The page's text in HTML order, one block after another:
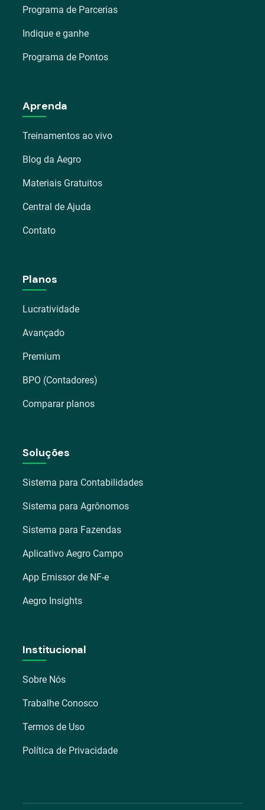
Programa de Parcerias
Indique e ganhe
Programa de Pontos
Aprenda
Treinamentos ao vivo
Blog da Aegro
Materiais Gratuitos
Central de Ajuda
Contato
Planos
Lucratividade
Avançado
Premium
BPO (Contadores)
Comparar planos
Soluções
Sistema para Contabilidades
Sistema para Agrônomos
Sistema para Fazendas
Aplicativo Aegro Campo
App Emissor de NF-e
Aegro Insights
Institucional
Sobre Nós
Trabalhe Conosco
Termos de Uso
Política de Privacidade